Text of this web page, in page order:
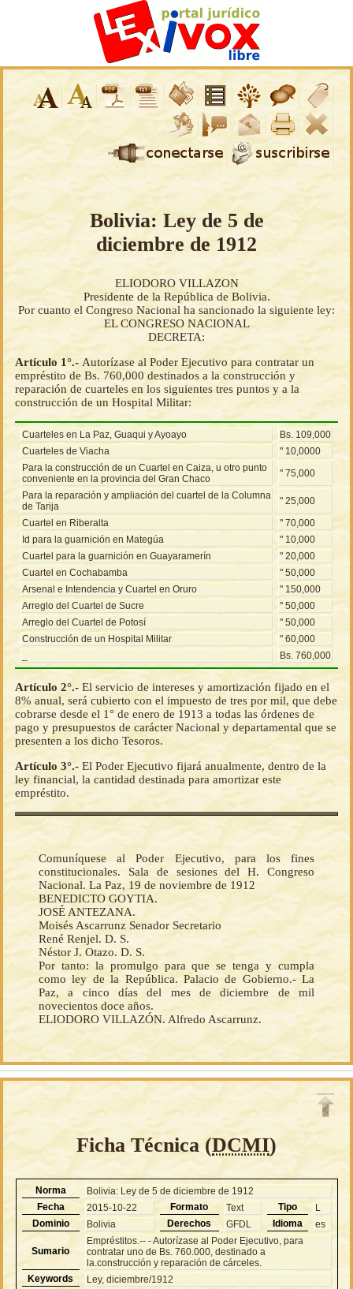
Bolivia: Ley de 5 de
diciembre de 1912
ELIODORO VILLAZON
Presidente de la República de Bolivia.
Por cuanto el Congreso Nacional ha sancionado la siguiente ley:
EL CONGRESO NACIONAL
DECRETA:
Artículo 1°.- Autorízase al Poder Ejecutivo para contratar un
empréstito de Bs. 760,000 destinados a la construcción y
reparación de cuarteles en los siguientes tres puntos y a la
construcción de un Hospital Militar:
Cuarteles en La Paz, Guaqui y Ayoayo
Bs. 109,000
Cuarteles de Viacha
" 10,0000
Para la construcción de un Cuartel en Caiza, u otro punto
conveniente en la provincia del Gran Chaco
" 75,000
Para la reparación y ampliación del cuartel de la Columna
de Tarija
" 25,000
Cuartel en Riberalta
" 70,000
Id para la guarnición en Mategúa
" 10,000
Cuartel para la guarnición en Guayaramerín
" 20,000
Cuartel en Cochabamba
" 50,000
Arsenal e Intendencia y Cuartel en Oruro
" 150,000
Arreglo del Cuartel de Sucre
" 50,000
Arreglo del Cuartel de Potosí
" 50,000
Construcción de un Hospital Militar
" 60,000
Bs. 760,000
Artículo 2°.- El servicio de intereses y amortización fijado en el
8% anual, será cubierto con el impuesto de tres por mil, que debe
cobrarse desde el 1° de enero de 1913 a todas las órdenes de
pago y presupuestos de carácter Nacional y departamental que se
presenten a los dicho Tesoros.
Artículo 3°.- El Poder Ejecutivo fijará anualmente, dentro de la
ley financial, la cantidad destinada para amortizar este
empréstito.
Comuníquese al Poder Ejecutivo, para los fines
constitucionales. Sala de sesiones del H. Congreso
Nacional. La Paz, 19 de noviembre de 1912
BENEDICTO GOYTIA.
JOSÉ ANTEZANA.
Moisés Ascarrunz Senador Secretario
René Renjel. D. S.
Néstor J. Otazo. D. S.
Por tanto: la promulgo para que se tenga y cumpla
como ley de la República. Palacio de Gobierno.- La
Paz, a cinco días del mes de diciembre de mil
novecientos doce años.
ELIODORO VILLAZÓN. Alfredo Ascarrunz.
Ficha Técnica (DCMI)
Norma
Bolivia: Ley de 5 de diciembre de 1912
Fecha
2015-10-22 Formato Text Tipo
L
Dominio
Bolivia Derechos GFDL Idioma es
Sumario
Empréstitos.-- - Autorízase al Poder Ejecutivo, para
contratar uno de Bs. 760.000, destinado a
la.construcción y reparación de cárceles.
Keywords
Ley, diciembre/1912